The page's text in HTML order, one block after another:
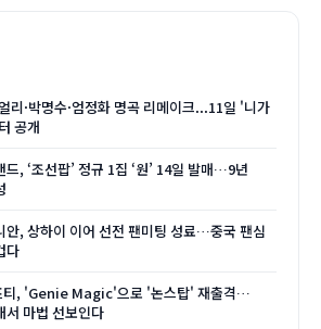
리·박명수·엄정화 명곡 리메이크...11일 '니가
공개
드, ‘조선팝’ 정규 1집 ‘원’ 14일 발매…9년
안, 상하이 이어 선전 팬미팅 성료…중국 팬심
다
티, 'Genie Magic'으로 '논스탑' 재출격…
서 마법 선보인다